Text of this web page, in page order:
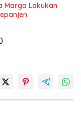
Marga Lakukan